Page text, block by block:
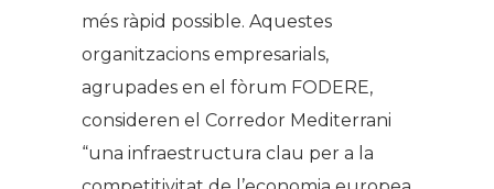
més ràpid possible. Aquestes
organitzacions empresarials,
agrupades en el fòrum FODERE,
consideren el Corredor Mediterrani
“una infraestructura clau per a la